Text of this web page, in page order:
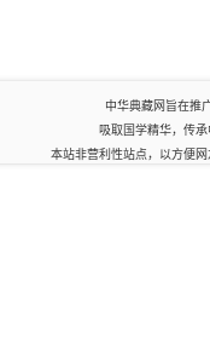
中华典藏网旨在推
吸取国学精华，传承
本站非营利性站点，以方便网